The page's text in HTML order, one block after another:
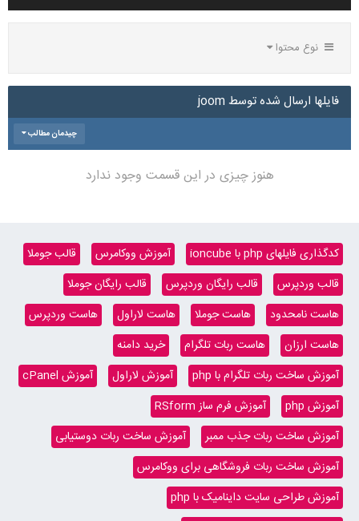
نوع محتوا
فایلها ارسال شده توسط joom
چیدمان مطالب
هنوز چیزی در این قسمت وجود ندارد
کدگذاری فایلهای php با ioncube آموزش ووکامرس
قالب جوملا
قالب وردپرس
قالب رایگان وردپرس
قالب رایگان جوملا
هاست نامحدود
هاست جوملا هاست لاراول
هاست وردپرس
هاست ارزان
هاست ربات تلگرام
خرید دامنه
آموزش ساخت ربات تلگرام با php
آموزش لاراول
آموزش cPanel
آموزش php
آموزش فرم ساز RSform
آموزش ساخت ربات جذب ممبر
آموزش ساخت ربات دوستیابی
آموزش ساخت ربات فروشگاهی برای ووکامرس
آموزش طراحی سایت داینامیک با php